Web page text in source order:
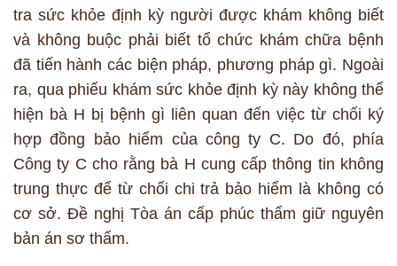
tra sức khỏe định kỳ người được khám không biết
và không buộc phải biết tổ chức khám chữa bệnh
đã tiến hành các biện pháp, phương pháp gì. Ngoài
ra, qua phiếu khám sức khỏe định kỳ này không thể
hiện bà H bị bệnh gì liên quan đến việc từ chối ký
hợp đồng bảo hiểm của công ty C. Do đó, phía
Công ty C cho rằng bà H cung cấp thông tin không
trung thực để từ chối chi trả bảo hiểm là không có
cơ sở. Đề nghị Tòa án cấp phúc thẩm giữ nguyên
bản án sơ thẩm.